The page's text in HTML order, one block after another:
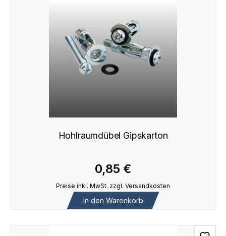
Hohlraumdübel Gipskarton
0,85 €
Preise inkl. MwSt. zzgl. Versandkosten
In den Warenkorb